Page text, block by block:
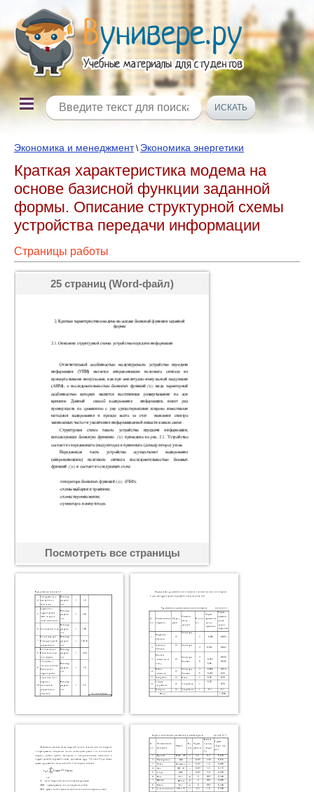
Экономика и менеджмент\ Экономика энергетики
Краткая характеристика модема на
основе базисной функции заданной
формы. Описание структурной схемы
устройства передачи информации
Страницы работы
25 страниц (Word-файл)
Посмотреть все страницы